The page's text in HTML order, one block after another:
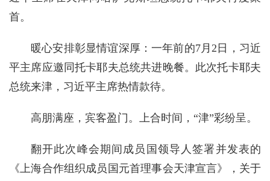
首。
暖心安排彰显情谊深厚：一年前的7月2日，习近
平主席应邀同托卡耶夫总统共进晚餐。此次托卡耶夫
总统来津，习近平主席热情款待。
高朋满座，宾客盈门。上合时间，“津”彩纷呈。
翻开此次峰会期间成员国领导人签署并发表的
《上海合作组织成员国元首理事会天津宣言》，关于